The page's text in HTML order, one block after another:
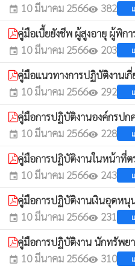
event 10 มีนาคม 2566visibility 382
คู่มือเบี้ยยังชีพ ผู้สูงอายุ ผู้พิกา
event 10 มีนาคม 2566visibility 203
คู่มือแนวทางการปฏิบัติงานเ
event 10 มีนาคม 2566visibility 292
คู่มือการปฏิบัติงานองค์กรปก
event 10 มีนาคม 2566visibility 228
คู่มือการปฏิบัติงานในหน้าที่ต
event 10 มีนาคม 2566visibility 243
คู่มือการปฏิบัติงานเงินอุดหนุน
event 10 มีนาคม 2566visibility 231
คู่มือการปฏิบัติงาน นักทรัพย
event 10 มีนาคม 2566visibility 310